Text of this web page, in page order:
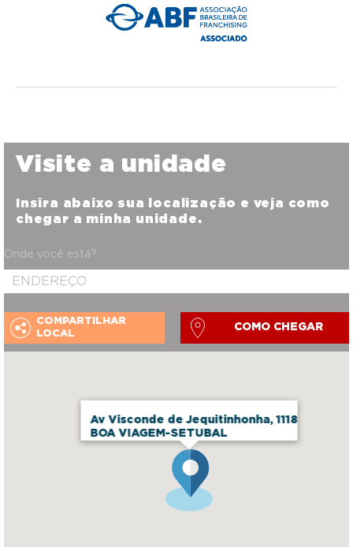
Av Visconde de Jequitinhonha, 1118
BOA VIAGEM-SETUBAL
Visite a unidade
Insira abaixo sua localização e veja como
chegar a minha unidade.
Onde você está?
COMPARTILHAR
LOCAL
COMO CHEGAR